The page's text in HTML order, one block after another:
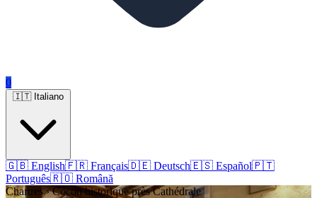
0
🇬🇧 English🇫🇷 Français🇩🇪 Deutsch🇪🇸 Español🇵🇹
Português🇷🇴 Română
Chartres › Cocon historique près Cathédrale